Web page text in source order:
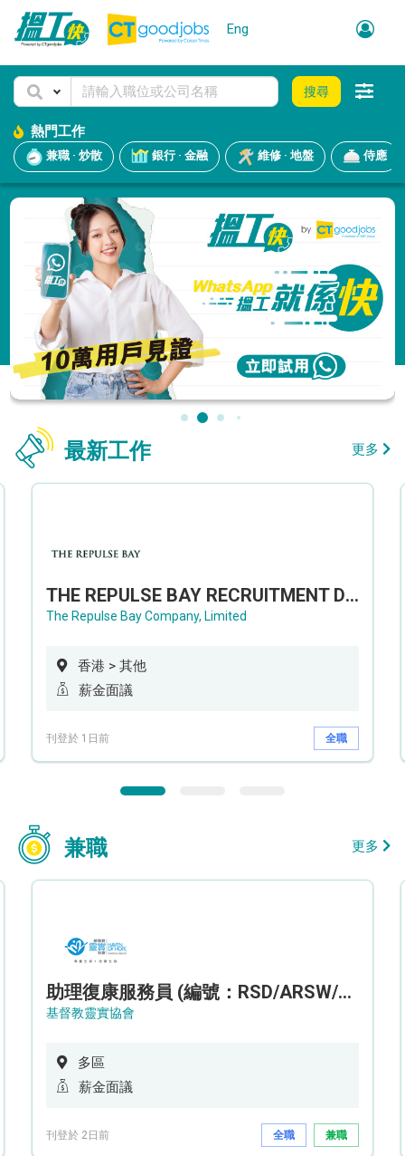
Eng
搜尋
熱門工作
兼職 · 炒散 銀行 · 金融 維修 · 地盤 侍應
最新工作 更多
THE REPULSE BAY RECRUITMENT DAY 淺水灣影灣園人才招聘會
The Repulse Bay Company, Limited
香港 > 其他
薪金面議
刊登於 1日前 全職
兼職 更多
助理復康服務員 (編號：RSD/ARSW/CTE)
基督教靈實協會
多區
薪金面議
刊登於 2日前 全職 兼職